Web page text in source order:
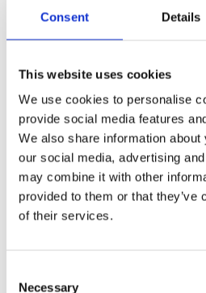
Consent Details
This website uses cookies
We use cookies to personalise
provide social media features
We also share information
our social media, advertising
may combine it with other
provided to them or that they’ve
of their services.
Necessary